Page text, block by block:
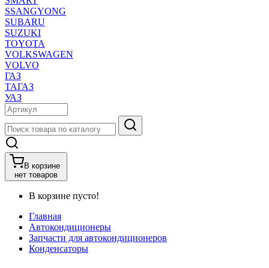
SSANGYONG
SUBARU
SUZUKI
TOYOTA
VOLKSWAGEN
VOLVO
ГАЗ
ТАГАЗ
УАЗ
В корзине
нет товаров
В корзине пусто!
Главная
Автокондиционеры
Запчасти для автокондиционеров
Конденсаторы